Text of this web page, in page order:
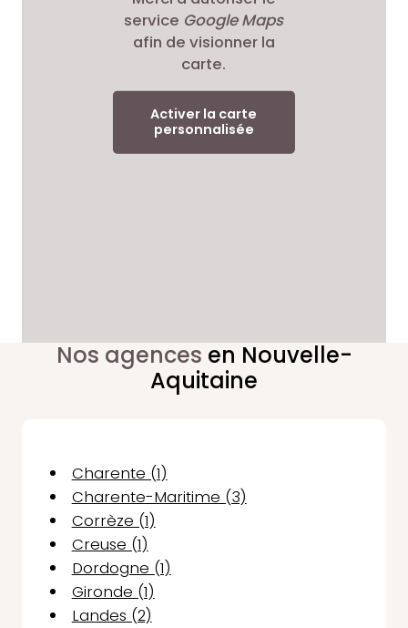
service Google Maps
afin de visionner la
carte.
Activer la carte
personnalisée
Nos agences en Nouvelle-
Aquitaine
Charente (1)
Charente-Maritime (3)
Corrèze (1)
Creuse (1)
Dordogne (1)
Gironde (1)
Landes (2)